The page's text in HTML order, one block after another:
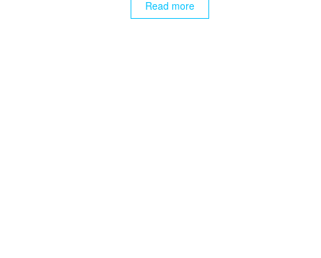
Read more